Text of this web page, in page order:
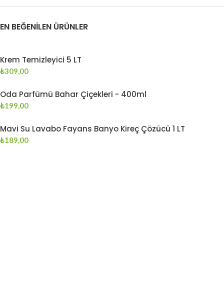
EN BEĞENILEN ÜRÜNLER
Krem Temizleyici 5 LT
₺309,00
Oda Parfümü Bahar Çiçekleri - 400ml
₺199,00
Mavi Su Lavabo Fayans Banyo Kireç Çözücü 1 LT
₺189,00